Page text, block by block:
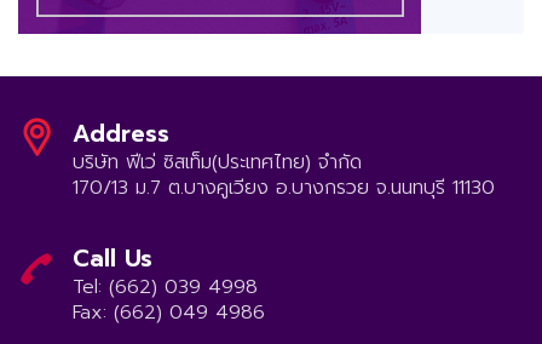
Address
บริษัท ฟีเว่ ซิสเท็ม(ประเทศไทย) จำกัด
170/13 ม.7 ต.บางคูเวียง อ.บางกรวย จ.นนทบุรี 11130
Call Us
Tel: (662) 039 4998
Fax: (662) 049 4986